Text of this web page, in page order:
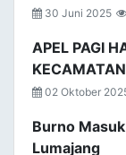
30 Juni 2025
APEL PAGI
02 Oktober
Burno
Lumajang